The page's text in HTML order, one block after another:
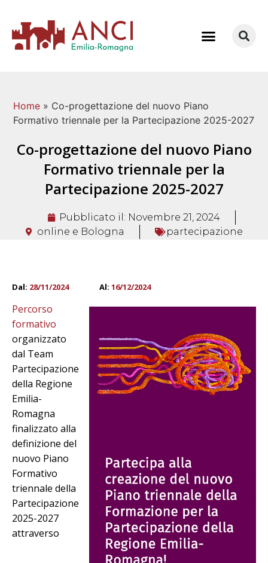
Home » Co-progettazione del nuovo Piano
Formativo triennale per la Partecipazione 2025-2027
Co-progettazione del nuovo Piano
Formativo triennale per la
Partecipazione 2025-2027
Pubblicato il: Novembre 21, 2024
online e Bologna
partecipazione
Dal: 28/11/2024 Al: 16/12/2024
Percorso
formativo
organizzato
dal Team
Partecipazione
della Regione
Emilia-
Romagna
finalizzato alla
definizione del
nuovo Piano
Formativo
triennale della
Partecipazione
2025-2027
attraverso